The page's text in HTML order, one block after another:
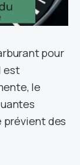
pour
est
le
prévient des